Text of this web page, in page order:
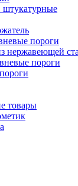
пороги
нержавеющей
пороги
товары